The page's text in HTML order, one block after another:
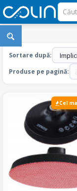
Masini
Polish
Sortare după:
Produse pe pagină:
Cel